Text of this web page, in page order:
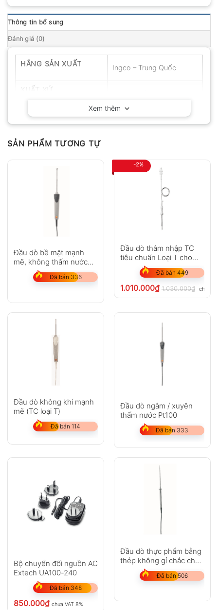
Thông tin bổ sung
Đánh giá (0)
HÃNG SẢN XUẤT Ingco – Trung Quốc
Xem thêm
SẢN PHẨM TƯƠNG TỰ
Đầu dò bề mặt mạnh
mẽ, không thấm nước
(Pt100)
Đã bán 336
-2%
Đầu dò thâm nhập TC
tiêu chuẩn Loại T cho
testo 108
Đã bán 449
1.010.000₫ 1.030.000₫ chưa
Đầu dò không khí mạnh
mẽ (TC loại T)
Đã bán 114
Đầu dò ngâm / xuyên
thấm nước Pt100
Đã bán 333
Bộ chuyển đổi nguồn AC
Extech UA100-240
Đã bán 348
850.000₫ chưa VAT 8%
Đầu dò thực phẩm bằng
thép không gỉ chắc chắn
(Pt100)
Đã bán 506